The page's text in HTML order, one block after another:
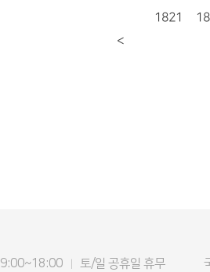
<
1821
토/일 공휴일 휴무